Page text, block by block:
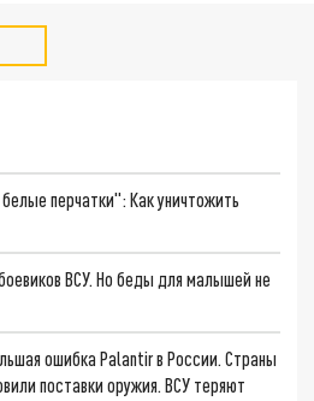
перчатки": Как уничтожить
ВСУ. Но беды для малышей не
ошибка Palantir в России. Страны
поставки оружия. ВСУ теряют